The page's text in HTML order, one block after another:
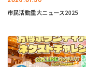
市民活動重大ニュース2025